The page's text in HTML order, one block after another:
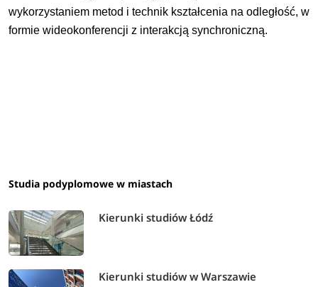
wykorzystaniem metod i technik kształcenia na odległość, w
formie wideokonferencji z interakcją synchroniczną.
Studia podyplomowe w miastach
Kierunki studiów Łódź
Kierunki studiów w Warszawie